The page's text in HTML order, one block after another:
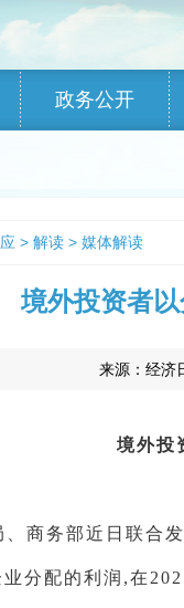
政务公开
> 解读 > 媒体解读
境外投资者
来源： 经济
境外投
商务部近日联合
分配的利润,在